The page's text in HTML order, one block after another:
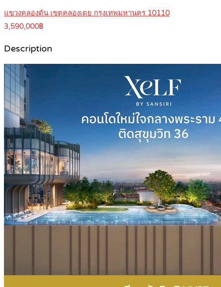
แขวงคลองตัน เขตคลองเตย กรุงเทพมหานคร 10110
3,590,000฿
Description